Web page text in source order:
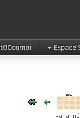
tOOournoi Espace
Par